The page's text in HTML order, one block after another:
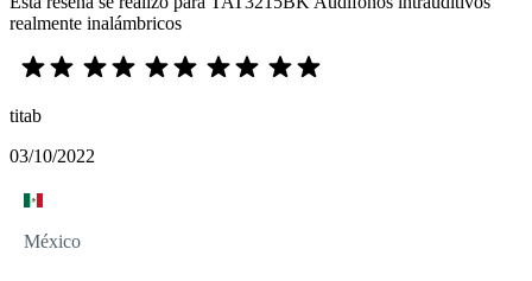
realmente inalámbricos
titab
03/10/2022
México